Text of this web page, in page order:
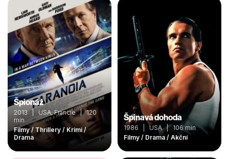
Špionáž
2013 | USA, Francie | 120
min
Filmy / Thrillery / Krimi /
Drama
Špinavá dohoda
1986 | USA | 106 min
Filmy / Drama / Akční